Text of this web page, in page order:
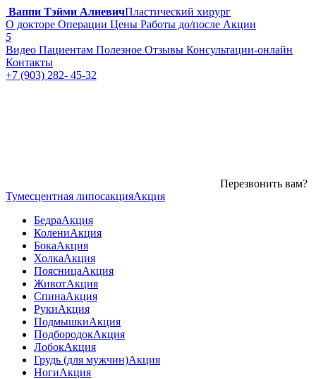
Ваппи Тэйми АлиевичПластический хирург
О докторе Операции Цены Работы до/после Акции
5
Видео Пациентам Полезное Отзывы Консультации-онлайн
Контакты
+7 (903) 282- 45-32
Перезвонить вам?
Тумесцентная липосакцияАкция
БедраАкция
КолениАкция
БокаАкция
ХолкаАкция
ПоясницаАкция
ЖивотАкция
СпинаАкция
РукиАкция
ПодмышкиАкция
ПодбородокАкция
ЛобокАкция
Грудь (для мужчин)Акция
НогиАкция